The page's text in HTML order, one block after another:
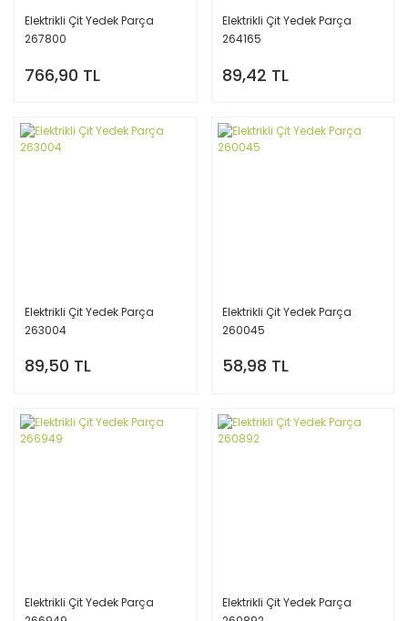
Elektrikli Çit Yedek Parça
267800
766,90 TL
Elektrikli Çit Yedek Parça
264165
89,42 TL
Elektrikli Çit Yedek Parça
263004
89,50 TL
Elektrikli Çit Yedek Parça
260045
58,98 TL
Elektrikli Çit Yedek Parça
Elektrikli Çit Yedek Parça